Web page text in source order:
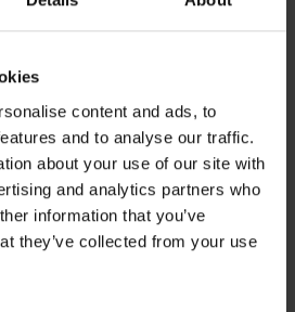
content and ads, to
and to analyse our traffic.
about your use of our site with
and analytics partners who
information that you’ve
they’ve collected from your use
a získajte